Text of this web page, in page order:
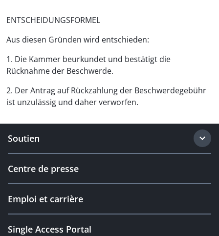
ENTSCHEIDUNGSFORMEL
Aus diesen Gründen wird entschieden:
1. Die Kammer beurkundet und bestätigt die
Rücknahme der Beschwerde.
2. Der Antrag auf Rückzahlung der Beschwerdegebühr
ist unzulässig und daher verworfen.
Soutien
Centre de presse
Emploi et carrière
Single Access Portal